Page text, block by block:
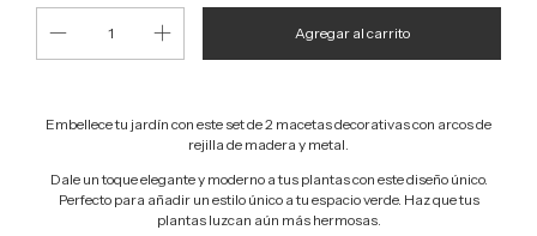
Embellece tu jardín con este set de 2 macetas decorativas con arcos de
rejilla de madera y metal.
Dale un toque elegante y moderno a tus plantas con este diseño único.
Perfecto para añadir un estilo único a tu espacio verde. Haz que tus
plantas luzcan aún más hermosas.